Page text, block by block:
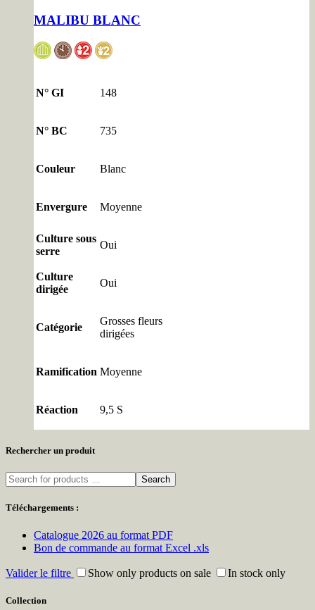
MALIBU BLANC
N° GI 148
N° BC 735
Couleur Blanc
Envergure Moyenne
Culture sous
serre
Oui
Culture
dirigée
Oui
Catégorie
Grosses fleurs
dirigées
Ramification Moyenne
Réaction 9,5 S
Rechercher un produit
Search
Téléchargements :
Catalogue 2026 au format PDF
Bon de commande au format Excel .xls
Valider le filtre Show only products on sale In stock only
Collection